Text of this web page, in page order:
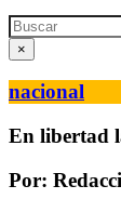
Search
×
nacional
En libertad
Por: